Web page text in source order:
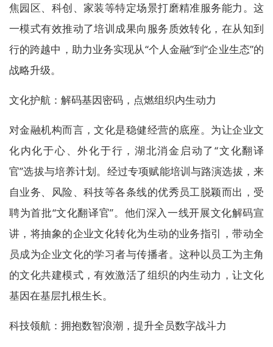
焦园区、科创、家装等特定场景打磨精准服务能力。这
一模式有效推动了培训成果向服务质效转化，在从知到
行的跨越中，助力业务实现从“个人金融”到“企业生态”的
战略升级。
文化护航：解码基因密码，点燃组织内生动力
对金融机构而言，文化是稳健经营的底座。为让企业文
化内化于心、外化于行，湖北消金启动了“文化翻译
官”选拔与培养计划。经过专项赋能培训与路演选拔，来
自业务、风险、科技等各条线的优秀员工脱颖而出，受
聘为首批“文化翻译官”。他们深入一线开展文化解码宣
讲，将抽象的企业文化转化为生动的业务指引，带动全
员成为企业文化的学习者与传播者。这种以员工为主角
的文化共建模式，有效激活了组织的内生动力，让文化
基因在基层扎根生长。
科技领航：拥抱数智浪潮，提升全员数字战斗力